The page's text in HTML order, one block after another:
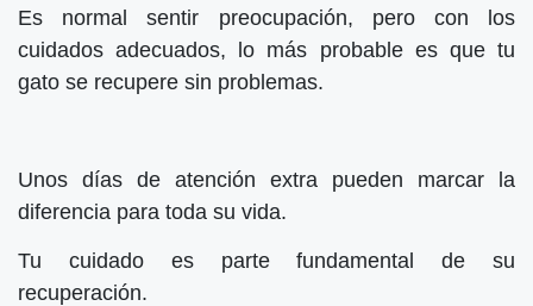
Es normal sentir preocupación, pero con los
cuidados adecuados, lo más probable es que tu
gato se recupere sin problemas.
Unos días de atención extra pueden marcar la
diferencia para toda su vida.
Tu cuidado es parte fundamental de su
recuperación.